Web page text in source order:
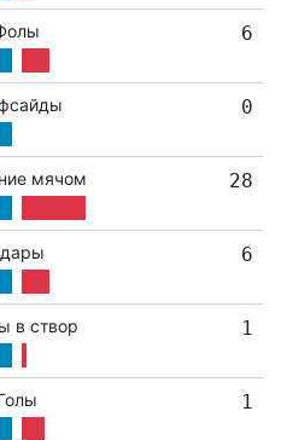
6
0
мячом 28
6
в створ 1
1